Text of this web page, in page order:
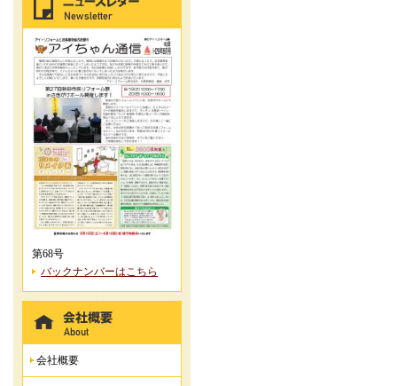
第68号
バックナンバーはこちら
会社概要